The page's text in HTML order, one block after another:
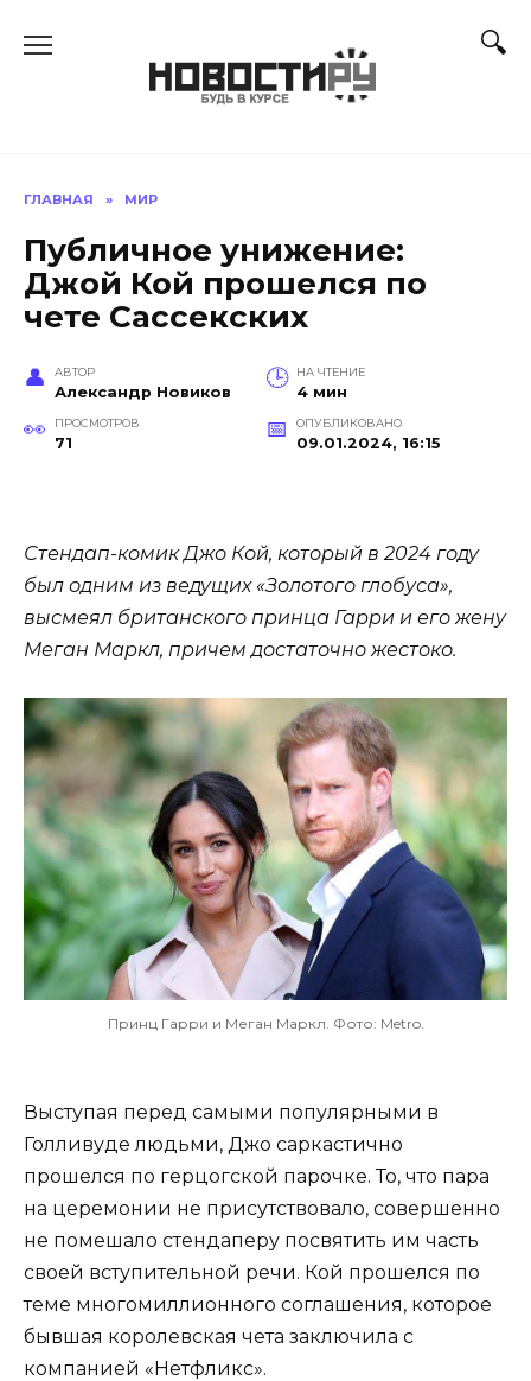
ГЛАВНАЯ » МИР
Публичное унижение:
Джой Кой прошелся по
чете Сассекских
АВТОР
Александр Новиков
НА ЧТЕНИЕ
4 мин
ПРОСМОТРОВ
71
ОПУБЛИКОВАНО
09.01.2024, 16:15
Стендап-комик Джо Кой, который в 2024 году
был одним из ведущих «Золотого глобуса»,
высмеял британского принца Гарри и его жену
Меган Маркл, причем достаточно жестоко.
Принц Гарри и Меган Маркл. Фото: Metro.
Выступая перед самыми популярными в
Голливуде людьми, Джо саркастично
прошелся по герцогской парочке. То, что пара
на церемонии не присутствовало, совершенно
не помешало стендаперу посвятить им часть
своей вступительной речи. Кой прошелся по
теме многомиллионного соглашения, которое
бывшая королевская чета заключила с
компанией «Нетфликс».